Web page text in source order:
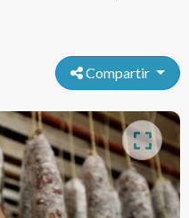
Compartir